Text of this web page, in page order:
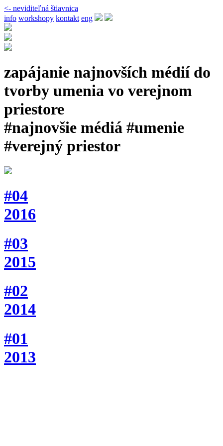
<- neviditeľná štiavnica
info workshopy kontakt eng
zapájanie najnovších médií do
tvorby umenia vo verejnom
priestore
#najnovšie médiá #umenie
#verejný priestor
#04
2016
#03
2015
#02
2014
#01
2013